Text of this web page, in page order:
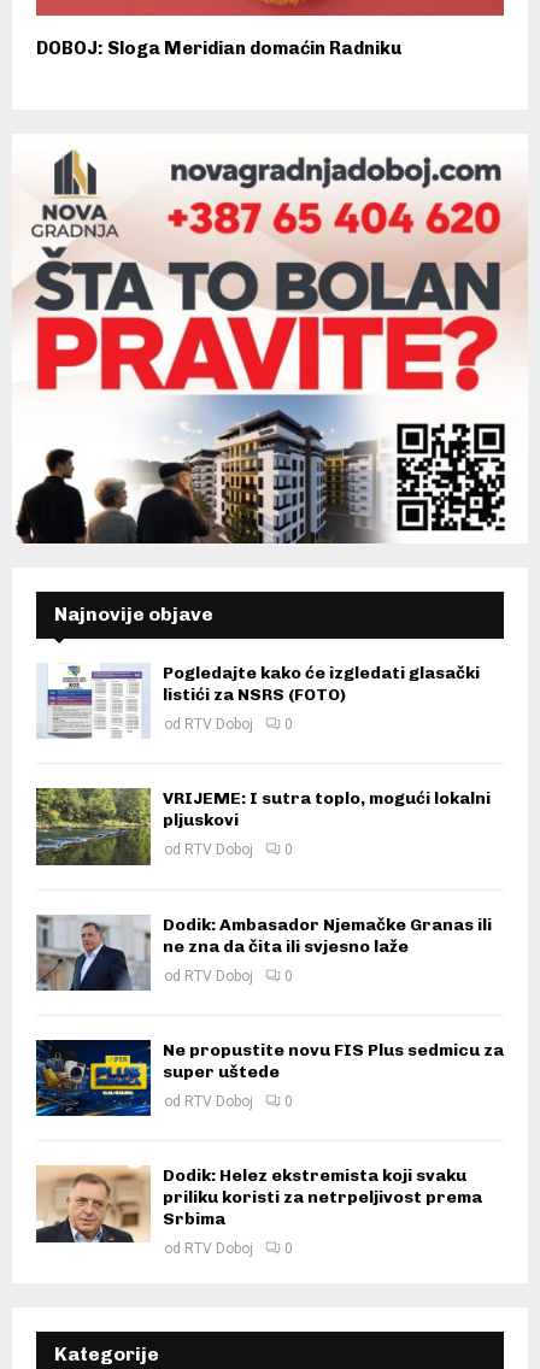
DOBOJ: Sloga Meridian domaćin Radniku
Najnovije objave
Pogledajte kako će izgledati glasački
listići za NSRS (FOTO)
od RTV Doboj 0
VRIJEME: I sutra toplo, mogući lokalni
pljuskovi
od RTV Doboj 0
Dodik: Ambasador Njemačke Granas ili
ne zna da čita ili svjesno laže
od RTV Doboj 0
Ne propustite novu FIS Plus sedmicu za
super uštede
od RTV Doboj 0
Dodik: Helez ekstremista koji svaku
priliku koristi za netrpeljivost prema
Srbima
od RTV Doboj 0
Kategorije